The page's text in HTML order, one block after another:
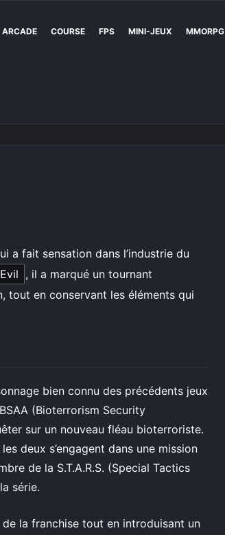
ARCADE COURSE FPS MINI-JEUX MMORPG
a fait sensation dans l’industrie du
, il a marqué un tournant
tout en conservant les éléments qui
bien connu des précédents jeux
(Bioterrorism Security
sur un nouveau fléau bioterroriste.
deux s’engagent dans une mission
de la S.T.A.R.S. (Special Tactics
série.
la franchise tout en introduisant un